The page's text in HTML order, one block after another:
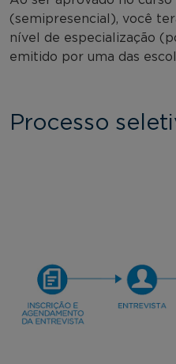
(semipresencial), você
nível de especialização
emitido por uma das
Processo